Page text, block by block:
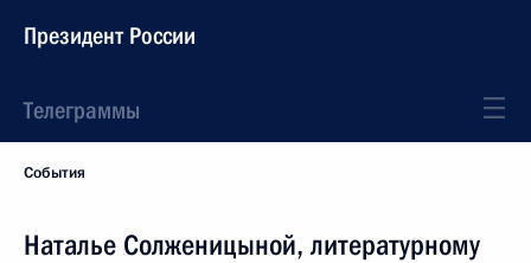
Президент России
Телеграммы
События
Наталье Солженицыной, литературному